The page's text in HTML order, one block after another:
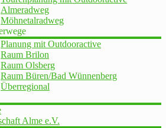
Almeradweg
Möhnetalradweg
Planung mit Outdooractive
Raum Brilon
Raum Olsberg
Raum Büren/Bad Wünnenberg
Überregional
Alme e.V.